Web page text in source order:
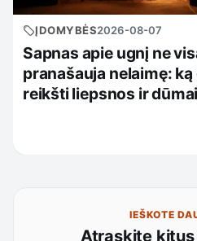
ĮDOMYBĖS2026-08-07
Sapnas apie ugnį ne
pranašauja nelaimę: ką
reikšti liepsnos ir dūmai
IEŠKOTE
Atraskite